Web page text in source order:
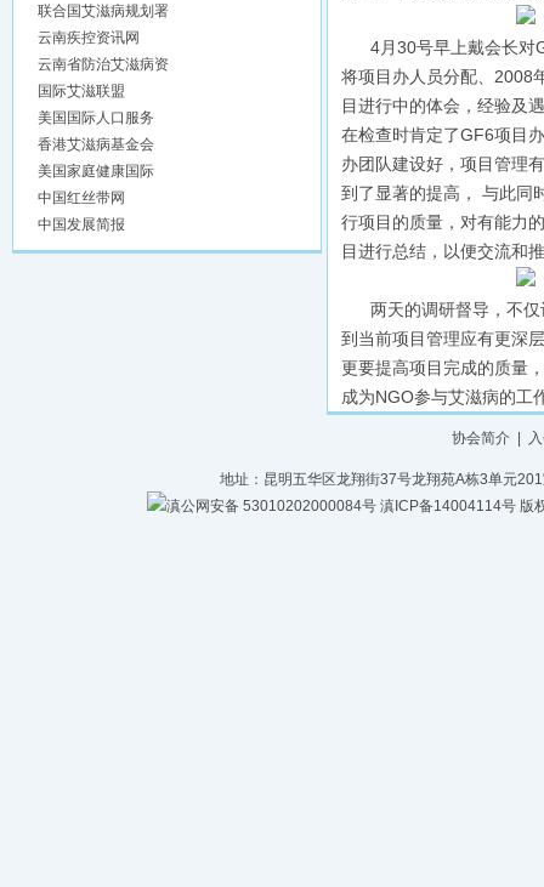
联合国艾滋病规划署
云南疾控资讯网
云南省防治艾滋病资
国际艾滋联盟
美国国际人口服务
香港艾滋病基金会
美国家庭健康国际
中国红丝带网
中国发展简报
4月30号早上戴会长对
将项目办人员分配、2008
目进行中的体会，经验及
在检查时肯定了GF6项目
办团队建设好，项目管理
到了显著的提高， 与此同
行项目的质量，对有能力
目进行总结，以便交流和
两天的调研督导，不仅
到当前项目管理应有更深
更要提高项目完成的质量
成为NGO参与艾滋病的工
协会简介|
地址：昆明五华区龙翔街37号龙翔苑A栋3单元
滇公网安备 53010202000084号 滇ICP备14004114号版